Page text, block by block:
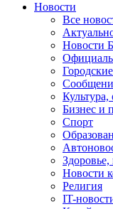
Новости
Все
Новости
Культура,
Бизнес и
Спорт
Здоровье,
Новости
Религия
IT-